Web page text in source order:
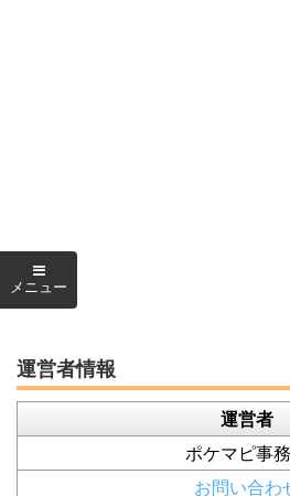
運営者情報
運営者
ポケマピ事
お問い合わ